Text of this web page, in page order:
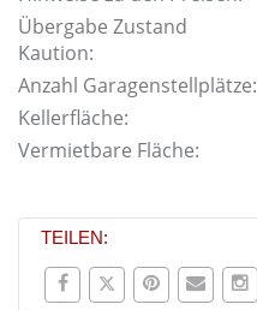
Übergabe Zustand
Kaution:
Anzahl Garagenstellplätze:
Kellerfläche:
Vermietbare Fläche:
TEILEN: